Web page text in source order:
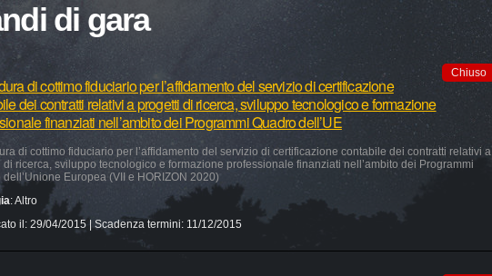
di gara
Chiuso
di cottimo fiduciario per l’affidamento del servizio di certificazione
dei contratti relativi a progetti di ricerca, sviluppo tecnologico e formazione
finanziati nell’ambito dei Programmi Quadro dell’UE
di cottimo fiduciario per l’affidamento del servizio di certificazione contabile dei contratti relativi a
di ricerca, sviluppo tecnologico e formazione professionale finanziati nell’ambito dei Programmi
dell’Unione Europea (VII e HORIZON 2020)
:Altro
il: 29/04/2015| Scadenza termini: 11/12/2015